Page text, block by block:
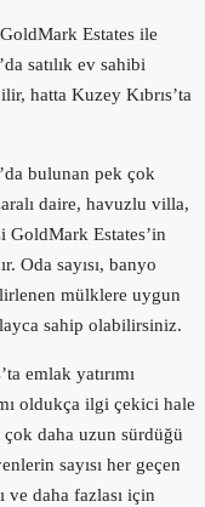
Estates ile
satılık ev sahibi
hatta Kuzey Kıbrıs’ta
bulunan pek çok
daire, havuzlu villa,
GoldMark Estates’in
Oda sayısı, banyo
mülklere uygun
sahip olabilirsiniz.
emlak yatırımı
oldukça ilgi çekici hale
daha uzun sürdüğü
sayısı her geçen
ve daha fazlası için